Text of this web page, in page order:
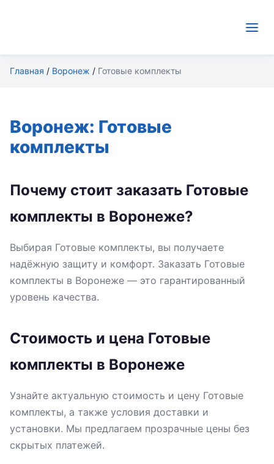
Главная / Воронеж / Готовые комплекты
Воронеж: Готовые
комплекты
Почему стоит заказать Готовые
комплекты в Воронеже?
Выбирая Готовые комплекты, вы получаете
надёжную защиту и комфорт. Заказать Готовые
комплекты в Воронеже — это гарантированный
уровень качества.
Стоимость и цена Готовые
комплекты в Воронеже
Узнайте актуальную стоимость и цену Готовые
комплекты, а также условия доставки и
установки. Мы предлагаем прозрачные цены без
скрытых платежей.